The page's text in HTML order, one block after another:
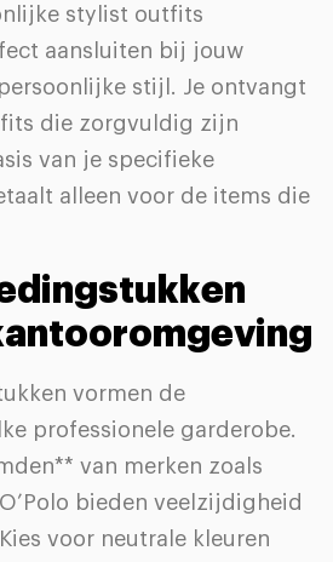
stylist outfits
aansluiten bij jouw
stijl. Je ontvangt
die zorgvuldig zijn
van je specifieke
alleen voor de items die
vormen de
professionele garderobe.
van merken zoals
bieden veelzijdigheid
voor neutrale kleuren